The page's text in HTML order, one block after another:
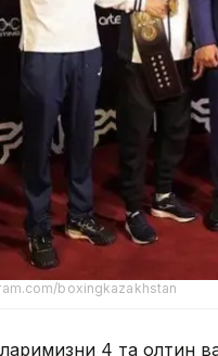
boxingkazakhstan
4 та олтин